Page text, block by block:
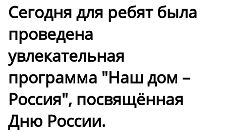
Сегодня для ребят была
проведена
увлекательная
программа "Наш дом –
Россия", посвящённая
Дню России.